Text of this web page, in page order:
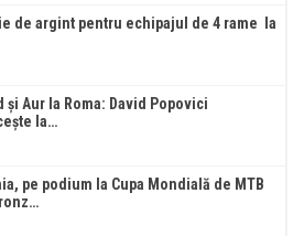
de argint pentru echipajul de 4 rame la
și Aur la Roma: David Popovici
la…
pe podium la Cupa Mondială de MTB